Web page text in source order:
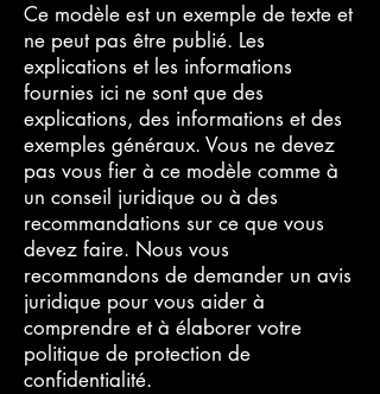
Ce modèle est un exemple de texte et
ne peut pas être publié. Les
explications et les informations
fournies ici ne sont que des
explications, des informations et des
exemples généraux. Vous ne devez
pas vous fier à ce modèle comme à
un conseil juridique ou à des
recommandations sur ce que vous
devez faire. Nous vous
recommandons de demander un avis
juridique pour vous aider à
comprendre et à élaborer votre
politique de protection de
confidentialité.